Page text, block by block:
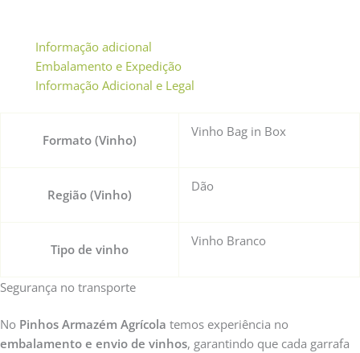
Informação adicional
Embalamento e Expedição
Informação Adicional e Legal
Formato (Vinho)
Vinho Bag in Box
Região (Vinho)
Dão
Tipo de vinho
Vinho Branco
Segurança no transporte
No Pinhos Armazém Agrícola temos experiência no
embalamento e envio de vinhos, garantindo que cada garrafa